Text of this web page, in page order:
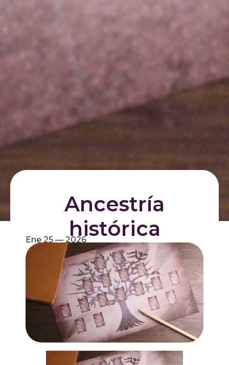
Ancestría
histórica
Ene 25 — 2026